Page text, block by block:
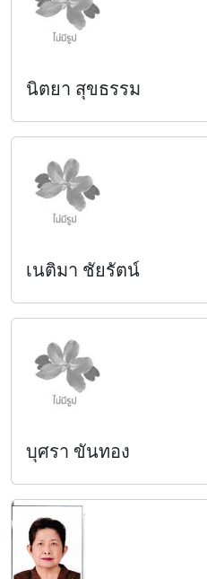
นิตยา สุขธรรม
เนติมา ชัยรัตน์
บุศรา ขันทอง